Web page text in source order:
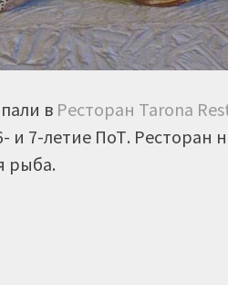
в Ресторан Tarona
и 7-летие ПоТ. Ресторан
рыба.